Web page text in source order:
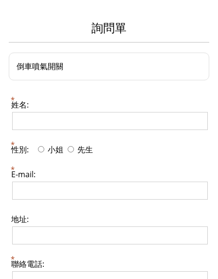
詢問單
倒車噴氣開關
姓名:
性別: 小姐 先生
E-mail:
地址:
聯絡電話: